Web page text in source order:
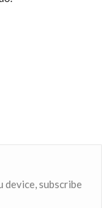
device, subscribe